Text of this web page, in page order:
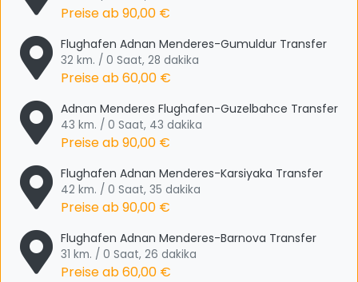
Preise ab90,00 €
Flughafen Adnan Menderes-Gumuldur Transfer
32 km. / 0 Saat, 28 dakika
Preise ab60,00 €
Adnan Menderes Flughafen-Guzelbahce Transfer
43 km. / 0 Saat, 43 dakika
Preise ab90,00 €
Flughafen Adnan Menderes-Karsiyaka Transfer
42 km. / 0 Saat, 35 dakika
Preise ab90,00 €
Flughafen Adnan Menderes-Barnova Transfer
31 km. / 0 Saat, 26 dakika
Preise ab60,00 €